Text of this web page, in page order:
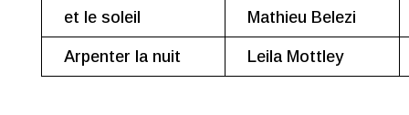
et le soleil
Mathieu Belezi
Arpenter la nuit Leila Mottley